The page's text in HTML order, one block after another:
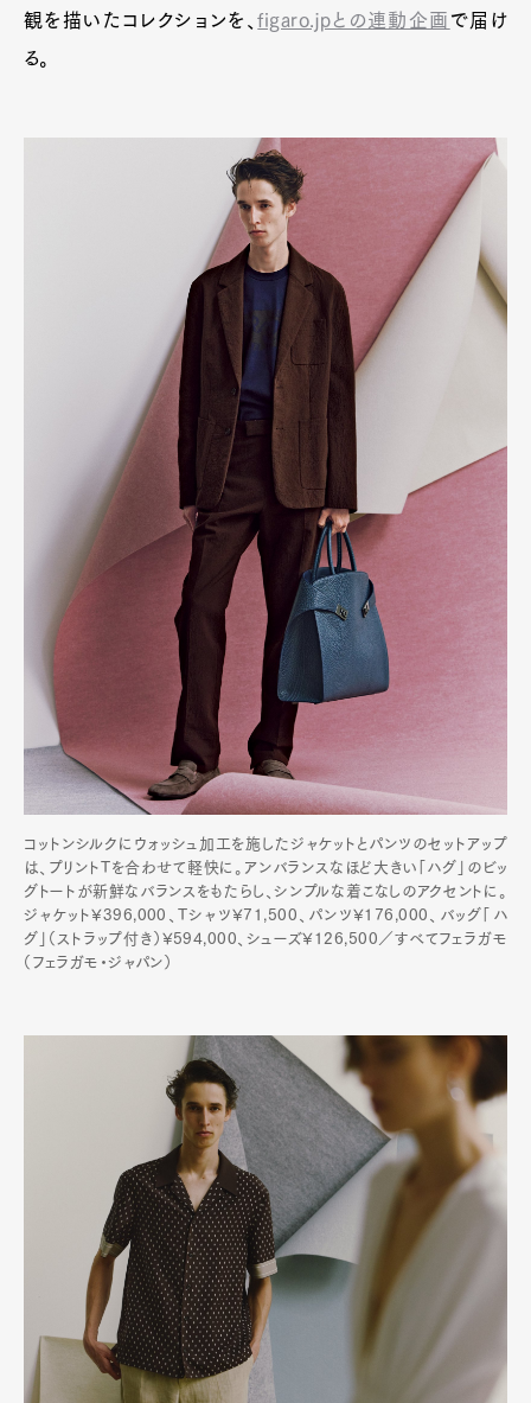
WatchFashion
Cars
Product Culture Lifestyle
Pen Membership
Magazine
Official Columnist
Contact
Pen Meet
Pen international Pen tw
観を描いたコレクションを、figaro.jpとの連動企画 で届け
る。
コットンシルクにウォッシュ加工を施したジャケットとパンツのセットアップ
は、プリントTを合わせて軽快に。アンバランスなほど大きい「ハグ」のビッ
グトートが新鮮なバランスをもたらし、シンプルな着こなしのアクセントに。
ジャケット¥396,000、Tシャツ¥71,500、パンツ¥176,000、バッグ「ハ
グ」（ストラップ付き）¥594,000、シューズ¥126,500／すべてフェラガモ
（フェラガモ・ジャパン）